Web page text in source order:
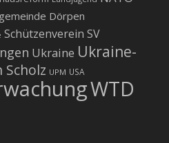
Dörpen
Schützenverein SV
Ukraine Ukraine-
Scholz UPM USA
WTD